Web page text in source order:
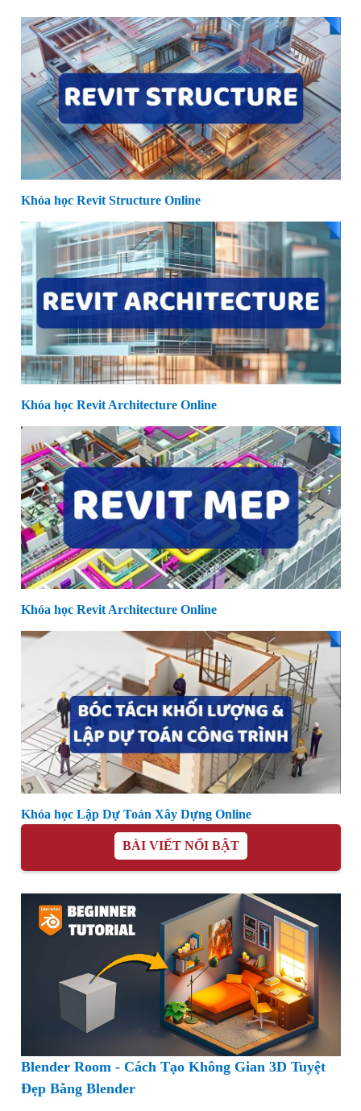
Khóa học Revit Structure Online
Khóa học Revit Architecture Online
Khóa học Revit Architecture Online
Khóa học Lập Dự Toán Xây Dựng Online
BÀI VIẾT NỔI BẬT
Blender Room - Cách Tạo Không Gian 3D Tuyệt
Đẹp Bằng Blender